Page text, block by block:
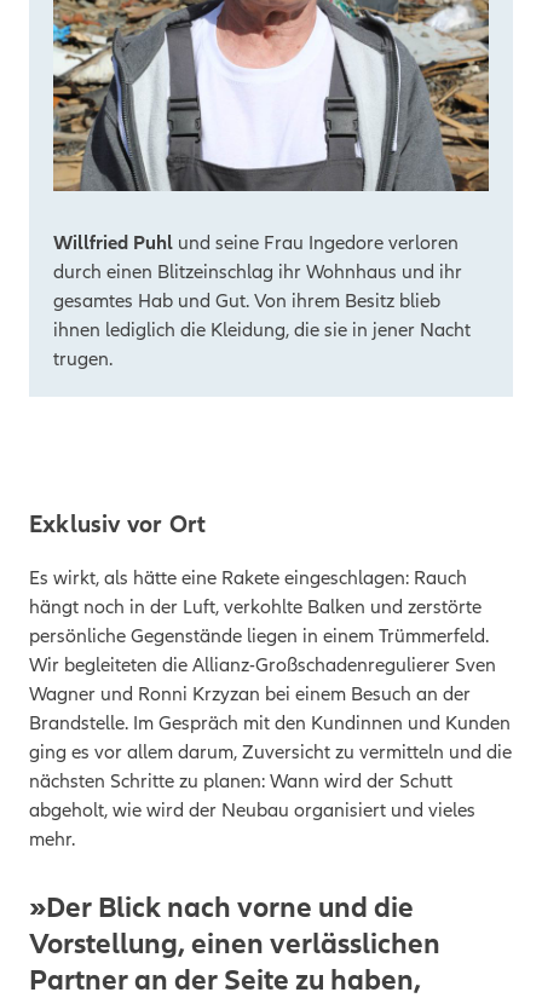
Willfried Puhl und seine Frau Ingedore verloren
durch einen Blitzeinschlag ihr Wohnhaus und ihr
gesamtes Hab und Gut. Von ihrem Besitz blieb
ihnen lediglich die Kleidung, die sie in jener Nacht
trugen.
Exklusiv vor Ort
Es wirkt, als hätte eine Rakete eingeschlagen: Rauch
hängt noch in der Luft, verkohlte Balken und zerstörte
persönliche Gegenstände liegen in einem Trümmerfeld.
Wir begleiteten die Allianz-Großschadenregulierer Sven
Wagner und Ronni Krzyzan bei einem Besuch an der
Brandstelle. Im Gespräch mit den Kundinnen und Kunden
ging es vor allem darum, Zuversicht zu vermitteln und die
nächsten Schritte zu planen: Wann wird der Schutt
abgeholt, wie wird der Neubau organisiert und vieles
mehr.
»Der Blick nach vorne und die
Vorstellung, einen verlässlichen
Partner an der Seite zu haben,